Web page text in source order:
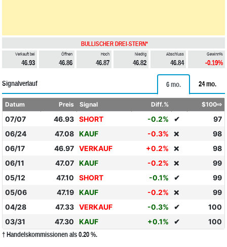
BULLISCHER DREI-STERN*
Verkauft bei
46.93
Öffnen
46.86
Hoch
46.87
Niedrig
46.82
Abschluss
46.84
Gewinn%
-0.19%
Signalverlauf 6 mo. 24 mo.
Datum Preis Signal Diff.% $100⇨
07/07 46.93 SHORT -0.2% ✔
97
06/24
47.08 KAUF -0.3% ❌
98
06/17
46.97 VERKAUF +0.2% ❌
98
06/11
47.07 KAUF -0.2% ❌
99
05/12
47.10 SHORT -0.1% ✔
99
05/06
47.19 KAUF -0.2% ❌
99
04/28
47.33 VERKAUF -0.3% ✔
100
03/31
47.30 KAUF +0.1% ✔ 100
† Handelskommissionen als 0.20 %.